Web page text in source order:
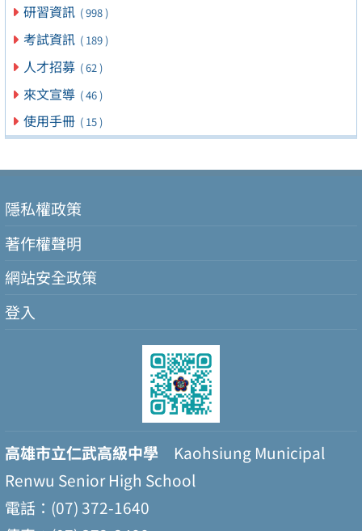
研習資訊 ( 998 )
考試資訊 ( 189 )
人才招募 ( 62 )
來文宣導 ( 46 )
使用手冊 ( 15 )
隱私權政策
著作權聲明
網站安全政策
登入
高雄市立仁武高級中學 Kaohsiung Municipal
Renwu Senior High School
電話：(07) 372-1640